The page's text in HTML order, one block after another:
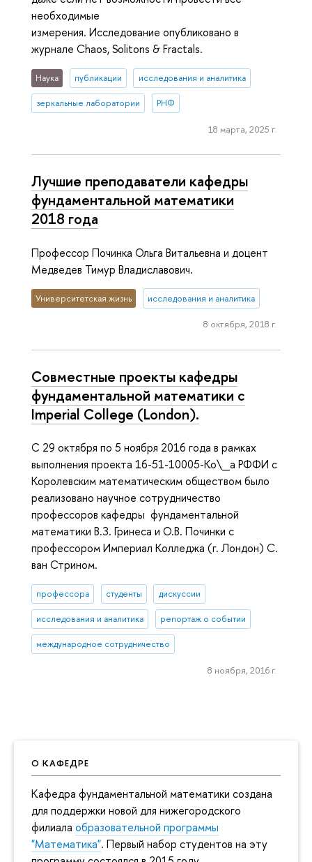
О КАФЕДРЕ
Кафедра фундаментальной математики создана
для поддержки новой для нижегородского
филиала образовательной программы
"Математика". Первый набор студентов на эту
необходимые
измерения. Исследование опубликовано в
журнале Chaos, Solitons & Fractals.
Наука публикации исследования и аналитика
зеркальные лаборатории РНФ
18 марта, 2025 г.
Лучшие преподаватели кафедры
фундаментальной математики
2018 года
Профессор Починка Ольга Витальевна и доцент
Медведев Тимур Владиславович.
Университетская жизнь исследования и аналитика
8 октября, 2018 г.
Совместные проекты кафедры
фундаментальной математики с
Imperial College (London).
С 29 октября по 5 ноября 2016 года в рамках
выполнения проекта 16-51-10005-Ko\_a РФФИ с
Королевским математическим обществом было
реализовано научное сотрудничество
профессоров кафедры фундаментальной
математики В.З. Гринеса и О.В. Починки с
профессором Империал Колледжа (г. Лондон) С.
ван Стрином.
профессора студенты дискуссии
исследования и аналитика репортаж о событии
международное сотрудничество
8 ноября, 2016 г.